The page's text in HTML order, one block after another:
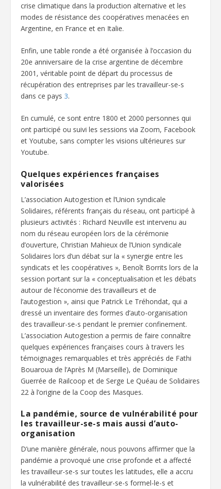
crise climatique dans la production alternative et les
modes de résistance des coopératives menacées en
Argentine, en France et en Italie.
Enfin, une table ronde a été organisée à l’occasion du
20e anniversaire de la crise argentine de décembre
2001, véritable point de départ du processus de
récupération des entreprises par les travailleur-se-s
dans ce pays 3.
En cumulé, ce sont entre 1800 et 2000 personnes qui
ont participé ou suivi les sessions via Zoom, Facebook
et Youtube, sans compter les visions ultérieures sur
Youtube.
Quelques expériences françaises
valorisées
L’association Autogestion et l’Union syndicale
Solidaires, référents français du réseau, ont participé à
plusieurs activités : Richard Neuville est intervenu au
nom du réseau européen lors de la cérémonie
d’ouverture, Christian Mahieux de l’Union syndicale
Solidaires lors d’un débat sur la « synergie entre les
syndicats et les coopératives », Benoît Borrits lors de la
session portant sur la « conceptualisation et les débats
autour de l’économie des travailleurs et de
l’autogestion », ainsi que Patrick Le Tréhondat, qui a
dressé un inventaire des formes d’auto-organisation
des travailleur-se-s pendant le premier confinement.
L’association Autogestion a permis de faire connaître
quelques expériences françaises cours à travers les
témoignages remarquables et très appréciés de Fathi
Bouaroua de l’Après M (Marseille), de Dominique
Guerrée de Railcoop et de Serge Le Quéau de Solidaires
22 à l’origine de la Coop des Masques.
La pandémie, source de vulnérabilité pour
les travailleur-se-s mais aussi d’auto-
organisation
D’une manière générale, nous pouvons affirmer que la
pandémie a provoqué une crise profonde et a affecté
les travailleur-se-s sur toutes les latitudes, elle a accru
la vulnérabilité des travailleur-se-s formel-le-s et